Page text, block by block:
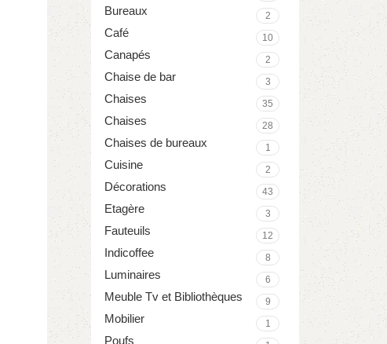
Bureaux 2
Café 10
Canapés 2
Chaise de bar 3
Chaises 35
Chaises 28
Chaises de bureaux 1
Cuisine 2
Décorations 43
Etagère 3
Fauteuils 12
Indicoffee 8
Luminaires 6
Meuble Tv et Bibliothèques 9
Mobilier 1
Poufs